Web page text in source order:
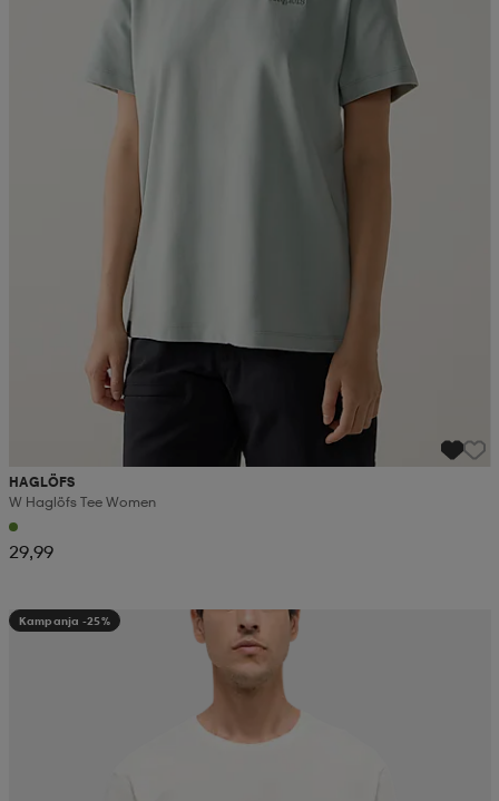
HAGLÖFS
W Haglöfs Tee Women
29,99
Kampanja -25%